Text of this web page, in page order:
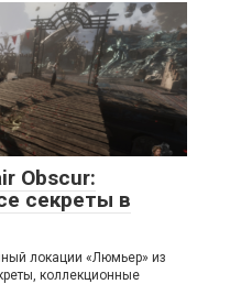
Obscur:
секреты в
локации «Люмьер» из
коллекционные